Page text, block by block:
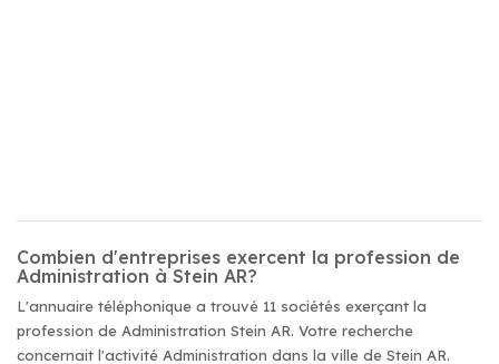
Combien d'entreprises exercent la profession de
Administration à Stein AR?
L'annuaire téléphonique a trouvé 11 sociétés exerçant la
profession de Administration Stein AR. Votre recherche
concernait l'activité Administration dans la ville de Stein AR.